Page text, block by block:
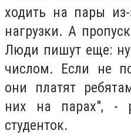
ходить на пары
нагрузки. А
Люди пишут еще:
числом. Если не
они платят
них на парах", -
студенток.